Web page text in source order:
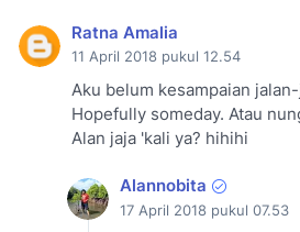
Ratna Amalia
11 April 2018 pukul 12.54
Aku belum kesampaian
Hopefully someday. Atau
Alan jaja 'kali ya? hihihi
Alannobita
17 April 2018 pukul 07.53